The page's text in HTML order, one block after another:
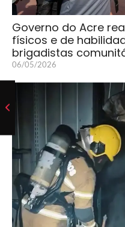
Governo do Acre
físicos e de
brigadistas
06/05/2026